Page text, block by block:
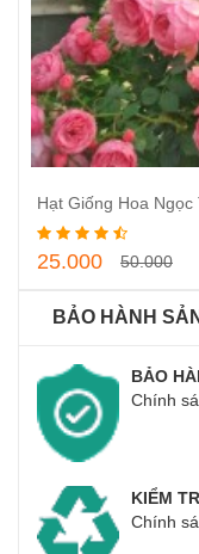
Hạt Giống Hoa
25.000 50.000
BẢO HÀNH
BẢO
Chính
KIỂM
Chính